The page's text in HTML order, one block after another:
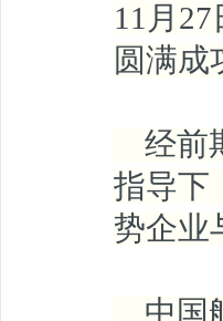
11月
圆满成
经前
指导下
势企业
中国